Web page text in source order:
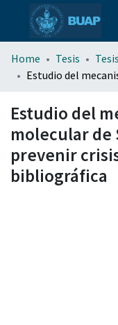
Home Tesis
Estudio del
molecular de
prevenir
bibliográfica